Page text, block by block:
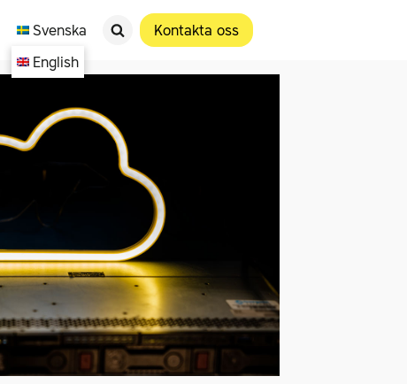
Svenska
English
Kontakta oss